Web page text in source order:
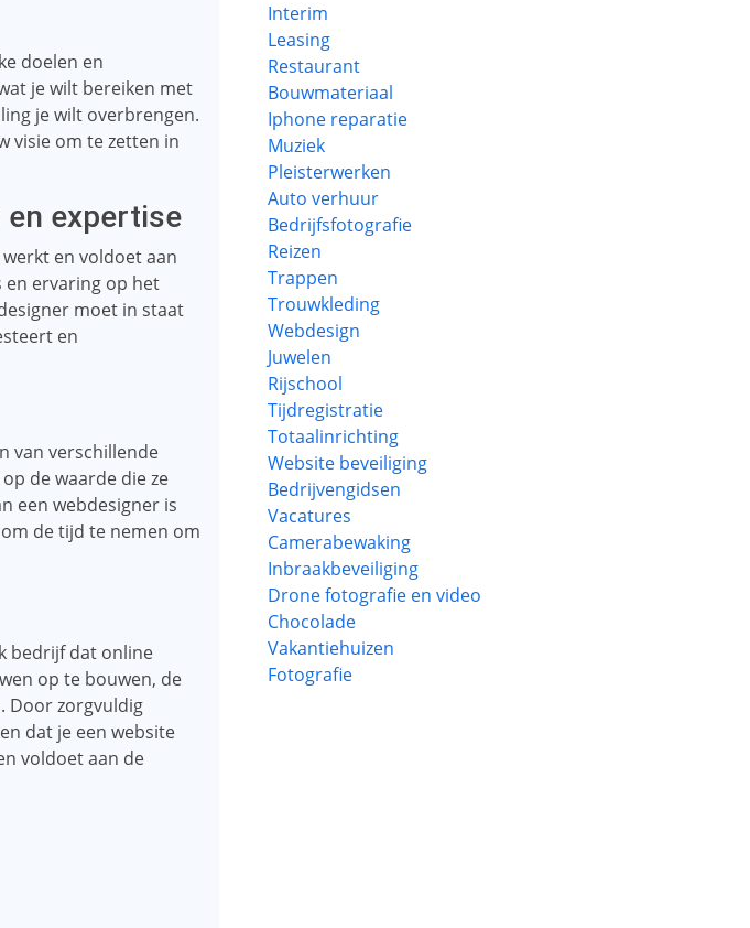
doelen en
je wilt bereiken met
je wilt overbrengen.
visie om te zetten in
en expertise
en voldoet aan
en ervaring op het
moet in staat
en
van verschillende
de waarde die ze
een webdesigner is
de tijd te nemen om
bedrijf dat online
op te bouwen, de
Door zorgvuldig
dat je een website
voldoet aan de
Interim
Leasing
Restaurant
Bouwmateriaal
Iphone reparatie
Muziek
Pleisterwerken
Auto verhuur
Bedrijfsfotografie
Reizen
Trappen
Trouwkleding
Webdesign
Juwelen
Rijschool
Tijdregistratie
Totaalinrichting
Website beveiliging
Bedrijvengidsen
Vacatures
Camerabewaking
Inbraakbeveiliging
Drone fotografie en video
Chocolade
Vakantiehuizen
Fotografie